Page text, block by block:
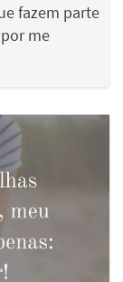
fazem parte
me